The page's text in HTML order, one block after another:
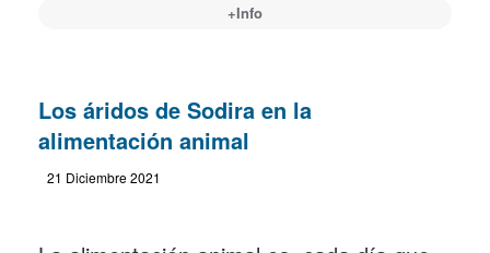
+Info
Los áridos de Sodira en la
alimentación animal
21 Diciembre 2021